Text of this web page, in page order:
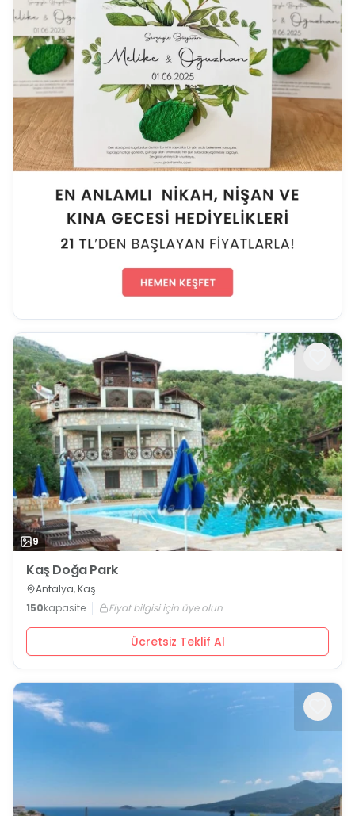
9
Kaş Doğa Park
Antalya, Kaş
150kapasite Fiyat bilgisi için üye olun
Ücretsiz Teklif Al